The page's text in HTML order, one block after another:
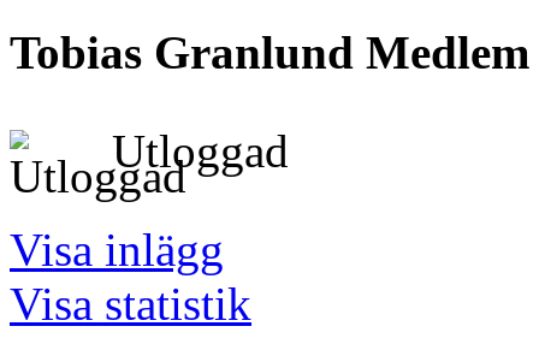
Tobias Granlund Medlem
Utloggad
Visa inlägg
Visa statistik